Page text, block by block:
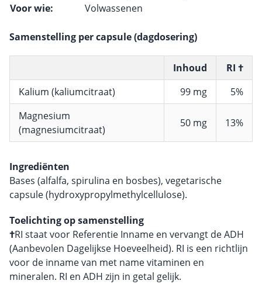
Voor wie:
Volwassenen
Samenstelling per capsule (dagdosering)
Inhoud
RI †
Kalium (kaliumcitraat)
99 mg
5%
Magnesium
(magnesiumcitraat)
50 mg 13%
Ingrediënten
Bases (alfalfa, spirulina en bosbes), vegetarische
capsule (hydroxypropylmethylcellulose).
Toelichting op samenstelling
†RI staat voor Referentie Inname en vervangt de ADH
(Aanbevolen Dagelijkse Hoeveelheid). RI is een richtlijn
voor de inname van met name vitaminen en
mineralen. RI en ADH zijn in getal gelijk.